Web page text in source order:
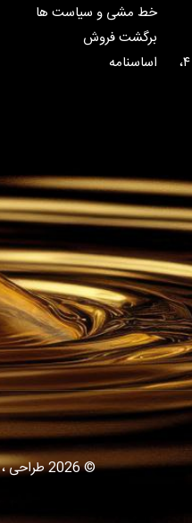
فرصت شیرازی، ساختمان ۱۱۱( پلاک۸۳)، طبقه ۴،
خط مشی و سیاست ها
برگشت فروش
اساسنامه
© 2026 طراحی ، اجرا و توسعه : شرکت توسعه فناوری اطلاعات عالیان ارتباط